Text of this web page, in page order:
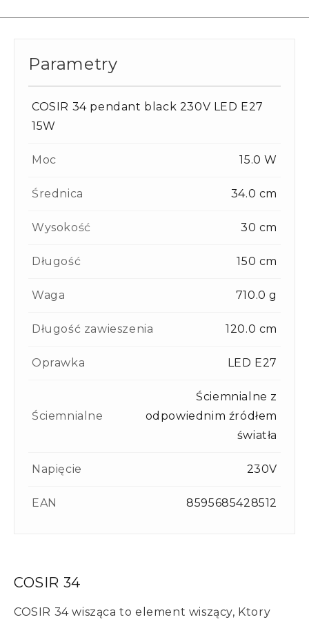
COSIR 34
COSIR 34 wisząca to element wiszący, Ktory
Parametry
COSIR 34 pendant black 230V LED E27
15W
Moc 15.0 W
Średnica 34.0 cm
Wysokość 30 cm
Długość 150 cm
Waga 710.0 g
Długość zawieszenia 120.0 cm
Oprawka LED E27
Ściemnialne
Ściemnialne z
odpowiednim źródłem
światła
Napięcie 230V
EAN 8595685428512